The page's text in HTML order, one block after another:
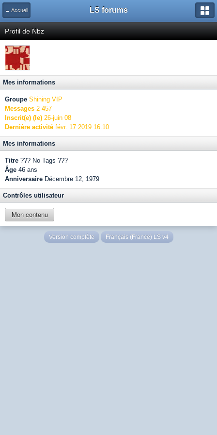
← Accueil LS forums
Profil de Nbz
Mes informations
Groupe Shining VIP
Messages 2 457
Inscrit(e) (le) 26-juin 08
Dernière activité févr. 17 2019 16:10
Mes informations
Titre ??? No Tags ???
Âge 46 ans
Anniversaire Décembre 12, 1979
Contrôles utilisateur
Mon contenu
Version complète Français (France) LS v4